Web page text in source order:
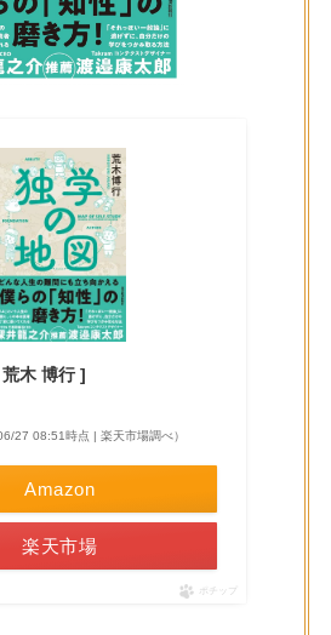
木 博行 ]
27 08:51時点 | 楽天市場調べ）
Amazon
楽天市場
ポチップ